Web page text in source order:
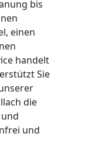
bis
einen
handelt
Sie
die
und